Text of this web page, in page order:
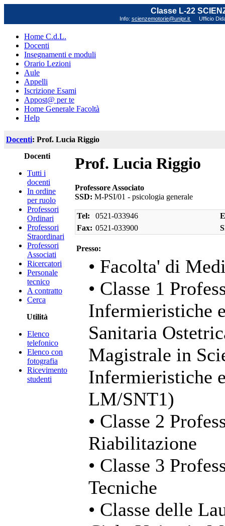
Classe L-22
Info: scienzemotorie@unipr.it Ufficio
Home C.d.L.
Docenti
Insegnamenti e moduli
Orario Lezioni
Aule
Appelli
Iscrizione Esami
Appost@ per te
Home Generale Facoltà
Help
Docenti: Prof. Lucia Riggio
Docenti
Tutti i
docenti
In ordine
per ruolo
Professori
Ordinari
Professori
Straordinari
Professori
Associati
Ricercatori
Personale
tecnico
A contratto
Cerca
Utilità
Elenco
telefonico
Elenco con
fotografia
Ricevimento
studenti
Prof. Lucia Riggio
Professore Associato
SSD: M-PSI/01 - psicologia generale
Tel: 0521-033946
Fax: 0521-033900
Presso:
• Facolta' di
• Classe 1
Infermieristiche
Sanitaria
Magistrale in
Infermieristiche
LM/SNT1)
• Classe 2
Riabilitazione
• Classe 3
Tecniche
• Classe delle